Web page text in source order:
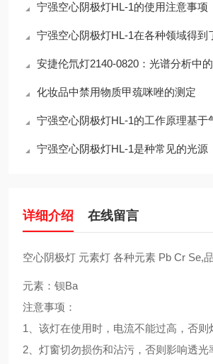
宁强空心阴极灯HL-1的使用注意事项
宁强空心阴极灯HL-1在各种领域得到
安捷伦氘灯2140-0820：光谱分析中
化妆品中禁用物质甲巯咪唑的测定
宁强空心阴极灯HL-1的工作原理基于
宁强空心阴极灯HL-1是种常见的光源
详细介绍 在线留言
空心阴极灯 元素灯 各种元素 Pb Cr Se,
元素：钡Ba
注意事项：
1、该灯在使用时，电流不能过高，否则
2、灯窗切勿损伤和沾污，否则影响透光